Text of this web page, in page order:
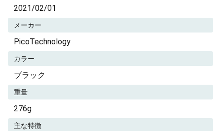
2021/02/01
メーカー
PicoTechnology
カラー
ブラック
重量
276g
主な特徴